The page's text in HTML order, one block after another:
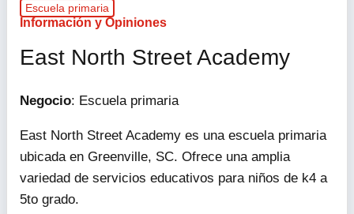
Escuela primaria
Información y Opiniones
East North Street Academy
Negocio: Escuela primaria
East North Street Academy es una escuela primaria
ubicada en Greenville, SC. Ofrece una amplia
variedad de servicios educativos para niños de k4 a
5to grado.